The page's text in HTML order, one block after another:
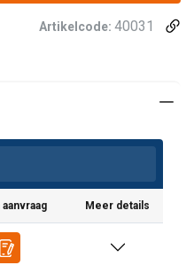
Artikelcode: 40031
Meer details